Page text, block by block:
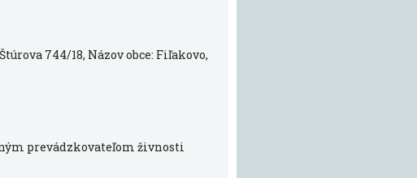
744/18, Názov obce: Fiľakovo,
prevádzkovateľom živnosti